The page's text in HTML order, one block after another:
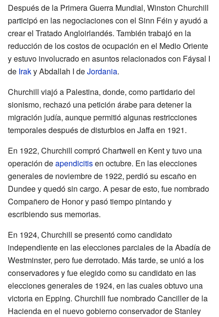
Después de la Primera Guerra Mundial, Winston Churchill
participó en las negociaciones con el Sinn Féin y ayudó a
crear el Tratado Angloirlandés. También trabajó en la
reducción de los costos de ocupación en el Medio Oriente
y estuvo involucrado en asuntos relacionados con Fáysal I
de Iraky Abdallah I deJordania.
Churchill viajó a Palestina, donde, como partidario del
sionismo, rechazó una petición árabe para detener la
migración judía, aunque permitió algunas restricciones
temporales después de disturbios en Jaffa en 1921.
En 1922, Churchill compró Chartwell en Kent y tuvo una
operación deapendicitisen octubre. En las elecciones
generales de noviembre de 1922, perdió su escaño en
Dundee y quedó sin cargo. A pesar de esto, fue nombrado
Compañero de Honor y pasó tiempo pintando y
escribiendo sus memorias.
En 1924, Churchill se presentó como candidato
independiente en las elecciones parciales de la Abadía de
Westminster, pero fue derrotado. Más tarde, se unió a los
conservadores y fue elegido como su candidato en las
elecciones generales de 1924, en las cuales obtuvo una
victoria en Epping. Churchill fue nombrado Canciller de la
Hacienda en el nuevo gobierno conservador de Stanley